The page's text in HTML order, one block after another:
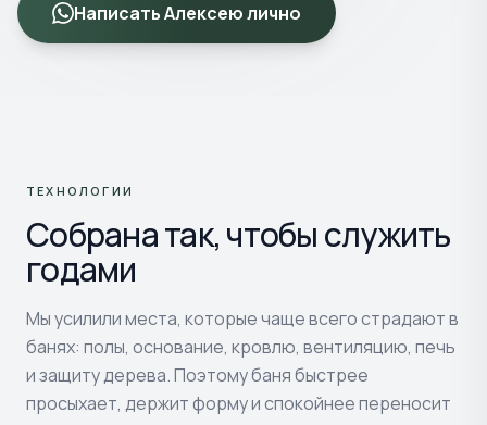
Написать Алексею лично
ТЕХНОЛОГИИ
Собрана так, чтобы служить
годами
Мы усилили места, которые чаще всего страдают в
банях: полы, основание, кровлю, вентиляцию, печь
и защиту дерева. Поэтому баня быстрее
просыхает, держит форму и спокойнее переносит